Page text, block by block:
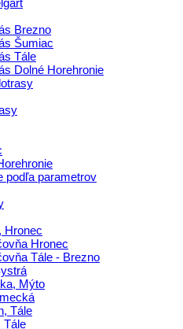
Brezno
Šumiac
Tále
Dolné Horehronie
podľa parametrov
Hronec
Hronec
Tále - Brezno
Mýto
Tále
Tále